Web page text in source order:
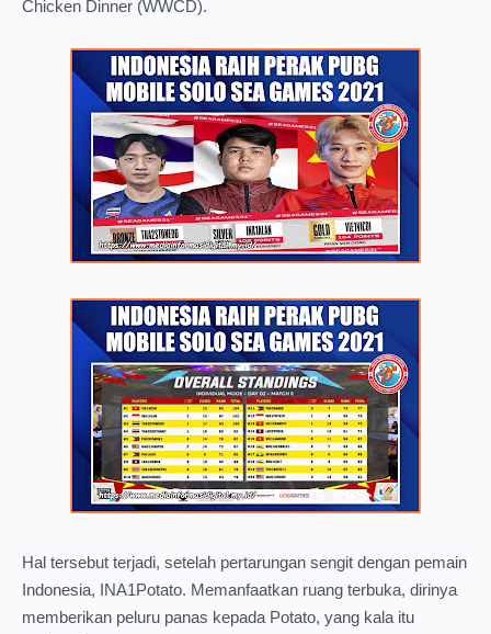
Chicken Dinner (WWCD).
Hal tersebut terjadi, setelah pertarungan sengit dengan pemain
Indonesia, INA1Potato. Memanfaatkan ruang terbuka, dirinya
memberikan peluru panas kepada Potato, yang kala itu